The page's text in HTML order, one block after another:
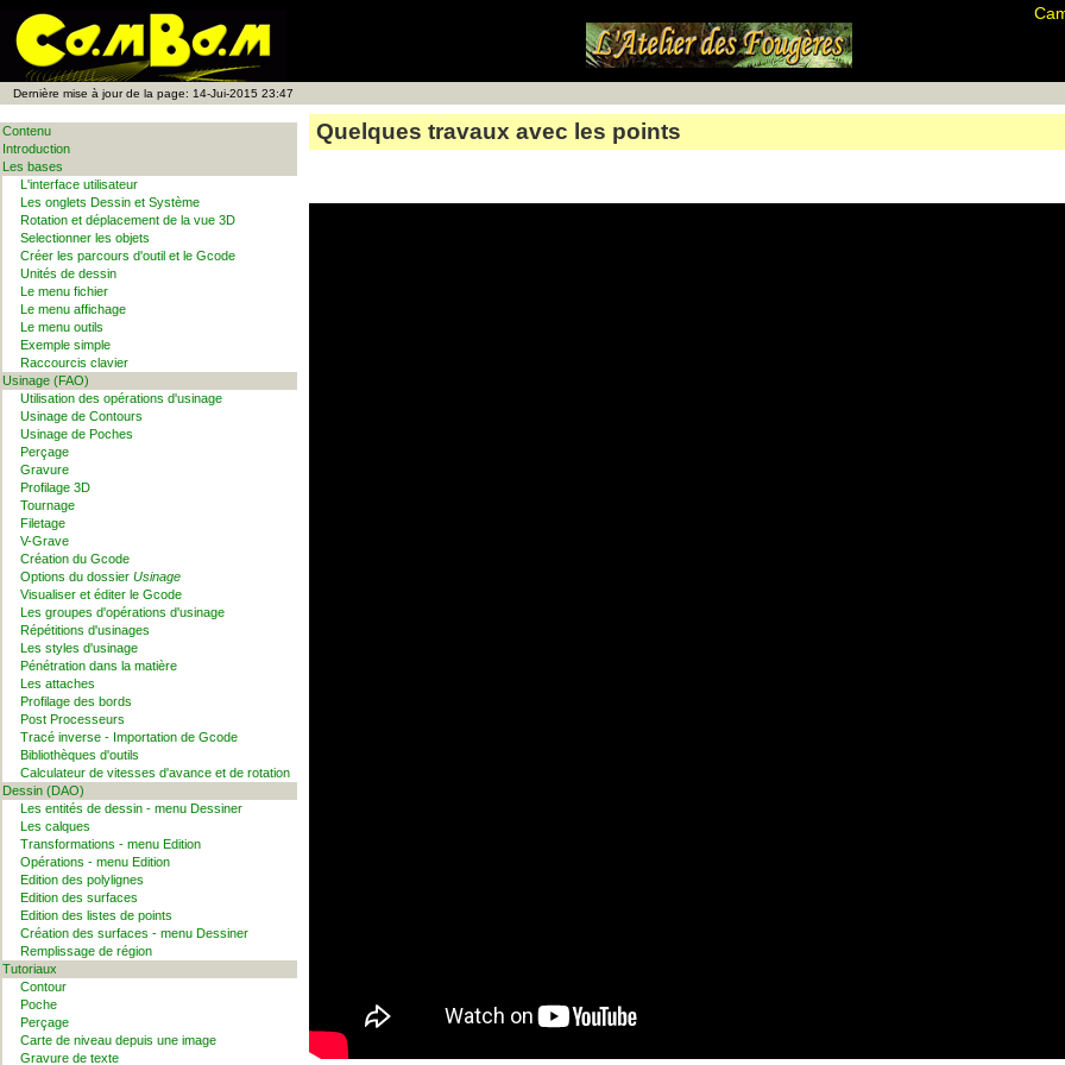
Dernière mise à jour de la page: 14-Jui-2015 23:47
Contenu
Introduction
Les bases
L'interface utilisateur
Les onglets Dessin et Système
Rotation et déplacement de la vue 3D
Selectionner les objets
Créer les parcours d'outil et le Gcode
Unités de dessin
Le menu fichier
Le menu affichage
Le menu outils
Exemple simple
Raccourcis clavier
Usinage (FAO)
Utilisation des opérations d'usinage
Usinage de Contours
Usinage de Poches
Perçage
Gravure
Profilage 3D
Tournage
Filetage
V-Grave
Création du Gcode
Options du dossier Usinage
Visualiser et éditer le Gcode
Les groupes d'opérations d'usinage
Répétitions d'usinages
Les styles d'usinage
Pénétration dans la matière
Les attaches
Profilage des bords
Post Processeurs
Tracé inverse - Importation de Gcode
Bibliothèques d'outils
Calculateur de vitesses d'avance et de rotation
Dessin (DAO)
Les entités de dessin - menu Dessiner
Les calques
Transformations - menu Edition
Opérations - menu Edition
Edition des polylignes
Edition des surfaces
Edition des listes de points
Création des surfaces - menu Dessiner
Remplissage de région
Tutoriaux
Contour
Poche
Perçage
Carte de niveau depuis une image
Gravure de texte
Quelques travaux avec les points